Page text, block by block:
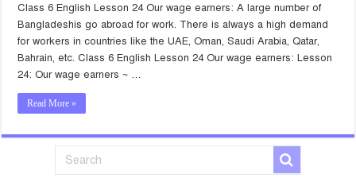
Class 6 English Lesson 24 Our wage earners: A large number of
Bangladeshis go abroad for work. There is always a high demand
for workers in countries like the UAE, Oman, Saudi Arabia, Qatar,
Bahrain, etc. Class 6 English Lesson 24 Our wage earners: Lesson
24: Our wage earners ~ …
Read More »